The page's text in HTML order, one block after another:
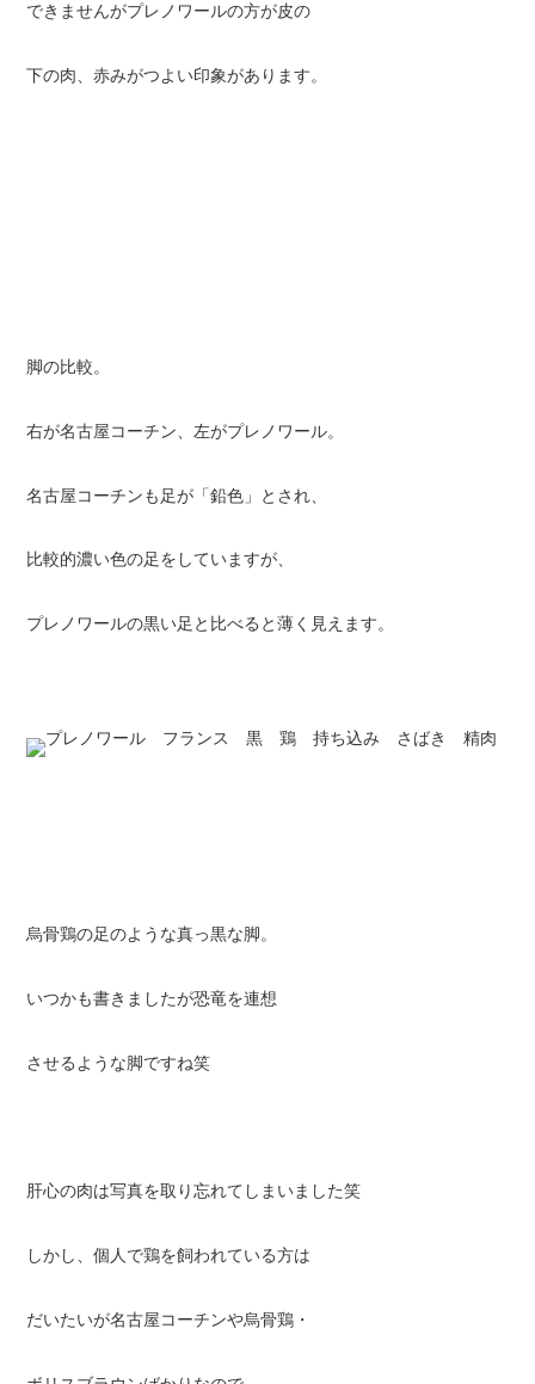
できませんがプレノワールの方が皮の
下の肉、赤みがつよい印象があります。
脚の比較。
右が名古屋コーチン、左がプレノワール。
名古屋コーチンも足が「鉛色」とされ、
比較的濃い色の足をしていますが、
プレノワールの黒い足と比べると薄く見えます。
烏骨鶏の足のような真っ黒な脚。
いつかも書きましたが恐竜を連想
させるような脚ですね笑
肝心の肉は写真を取り忘れてしまいました笑
しかし、個人で鶏を飼われている方は
だいたいが名古屋コーチンや烏骨鶏・